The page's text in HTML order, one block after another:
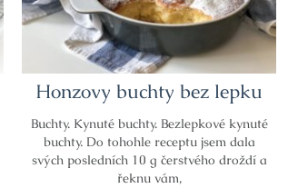
Honzovy buchty bez lepku
Buchty. Kynuté buchty. Bezlepkové kynuté
buchty. Do tohohle receptu jsem dala
svých posledních 10 g čerstvého droždí a
řeknu vám,